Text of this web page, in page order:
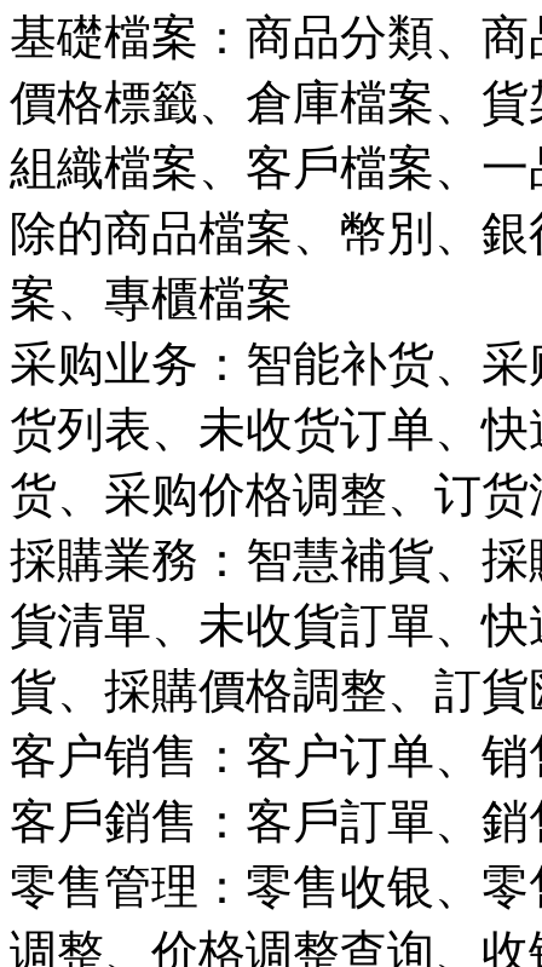
基礎檔案：商品分類、
價格標籤、倉庫檔案、
組織檔案、客戶檔案、
除的商品檔案、幣別、
案、專櫃檔案
采购业务：智能补货、
货列表、未收货订单、
货、采购价格调整、订
採購業務：智慧補貨、
貨清單、未收貨訂單、
貨、採購價格調整、訂
客户销售：客户订单、
客戶銷售：客戶訂單、
零售管理：零售收银、
调整、价格调整查询、